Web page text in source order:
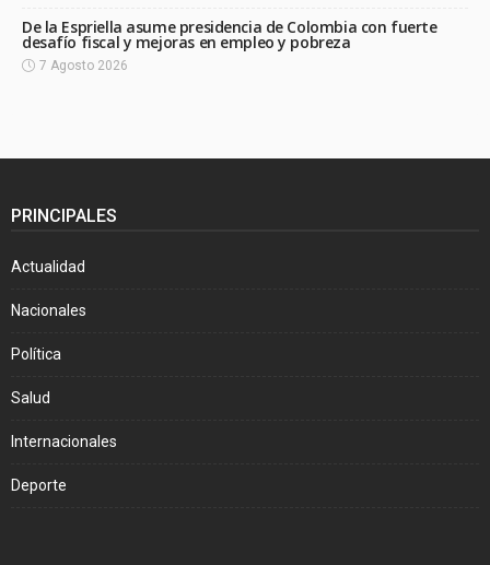
De la Espriella asume presidencia de Colombia con fuerte
desafío fiscal y mejoras en empleo y pobreza
7 Agosto 2026
PRINCIPALES
Actualidad
Nacionales
Política
Salud
Internacionales
Deporte